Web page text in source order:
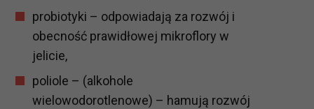
probiotyki – odpowiadają za rozwój i
obecność prawidłowej mikroflory w
jelicie,
poliole – (alkohole
wielowodorotlenowe) – hamują rozwój